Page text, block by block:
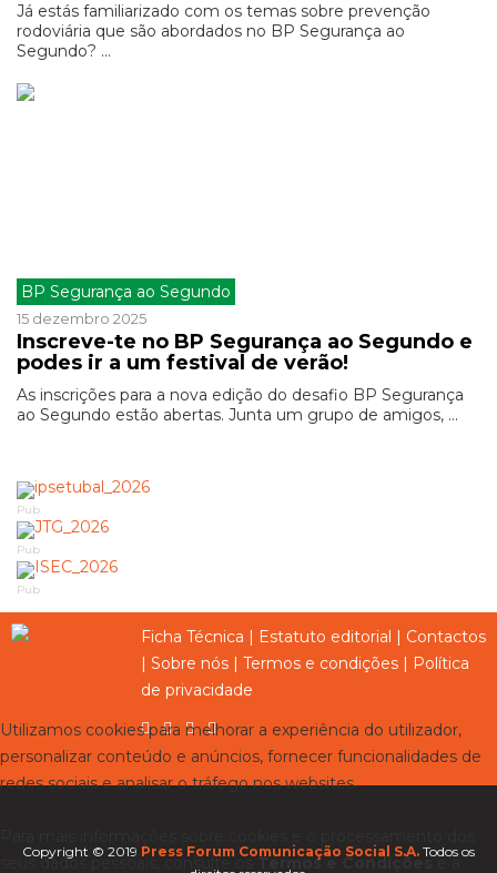
Já estás familiarizado com os temas sobre prevenção
rodoviária que são abordados no BP Segurança ao
Segundo? ...
BP Segurança ao Segundo
15 dezembro 2025
Inscreve-te no BP Segurança ao Segundo e
podes ir a um festival de verão!
As inscrições para a nova edição do desafio BP Segurança
ao Segundo estão abertas. Junta um grupo de amigos, ...
Pub
Pub
Pub
Ficha Técnica | Estatuto editorial | Contactos
| Sobre nós | Termos e condições | Política
de privacidade
Copyright © 2019 Press Forum Comunicação Social S.A. Todos os
Utilizamos cookies para melhorar a experiência do utilizador,
personalizar conteúdo e anúncios, fornecer funcionalidades de
redes sociais e analisar o tráfego nos websites.
seus dados pessoais, consulte osTermos e Condiçõese a